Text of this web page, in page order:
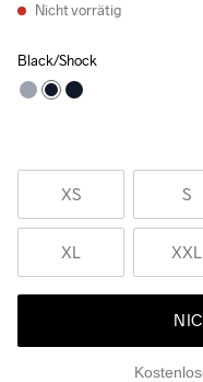
Nicht vorrätig
Black/Shock
XS S
XL XXL